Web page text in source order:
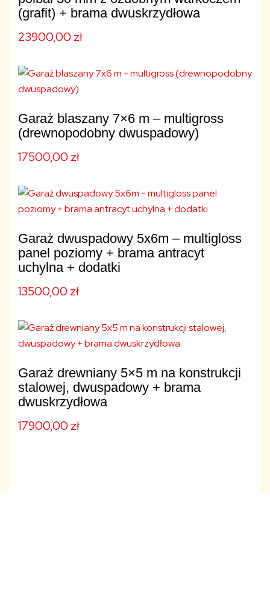
(grafit) + brama dwuskrzydłowa
23900,00 zł
Garaż blaszany 7×6 m – multigross
(drewnopodobny dwuspadowy)
17500,00 zł
Garaż dwuspadowy 5x6m – multigloss
panel poziomy + brama antracyt
uchylna + dodatki
13500,00 zł
Garaż drewniany 5×5 m na konstrukcji
stalowej, dwuspadowy + brama
dwuskrzydłowa
17900,00 zł